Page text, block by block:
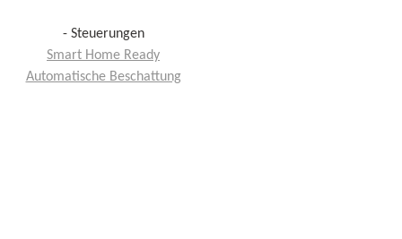
- Steuerungen
Smart Home Ready
Automatische Beschattung